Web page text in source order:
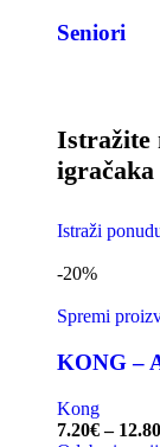
Seniori
Istražite
igračaka
Istraži
-20%
Spremi
KONG –
Kong
7.20€ – 12.80